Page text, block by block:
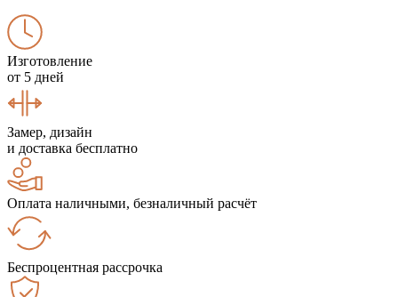
Изготовление
от 5 дней
Замер, дизайн
и доставка бесплатно
Оплата наличными, безналичный расчёт
Беспроцентная рассрочка